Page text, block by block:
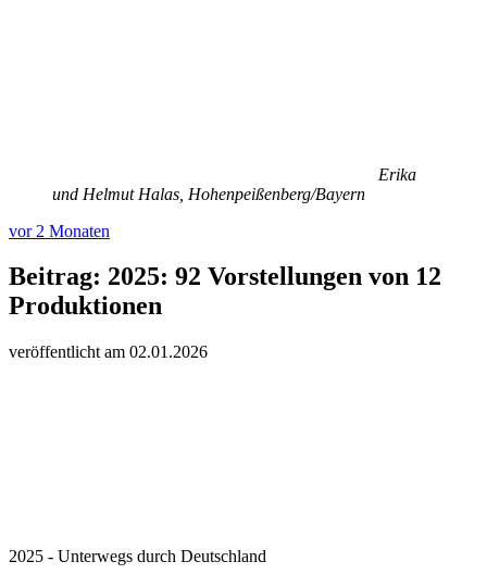
Erika
und Helmut Halas, Hohenpeißenberg/Bayern
vor 2 Monaten
Beitrag: 2025: 92 Vorstellungen von 12
Produktionen
veröffentlicht am 02.01.2026
2025 - Unterwegs durch Deutschland